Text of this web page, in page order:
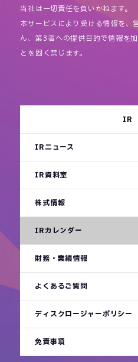
当社は一切責任を負いかねます。
本サービスにより受ける情報を、
ん、第3者への提供目的で情報を
とを固く禁じます。
IR
IRニュース
IR資料室
株式情報
IRカレンダー
財務・業績情報
よくあるご質問
ディスクロージャーポリシー
免責事項